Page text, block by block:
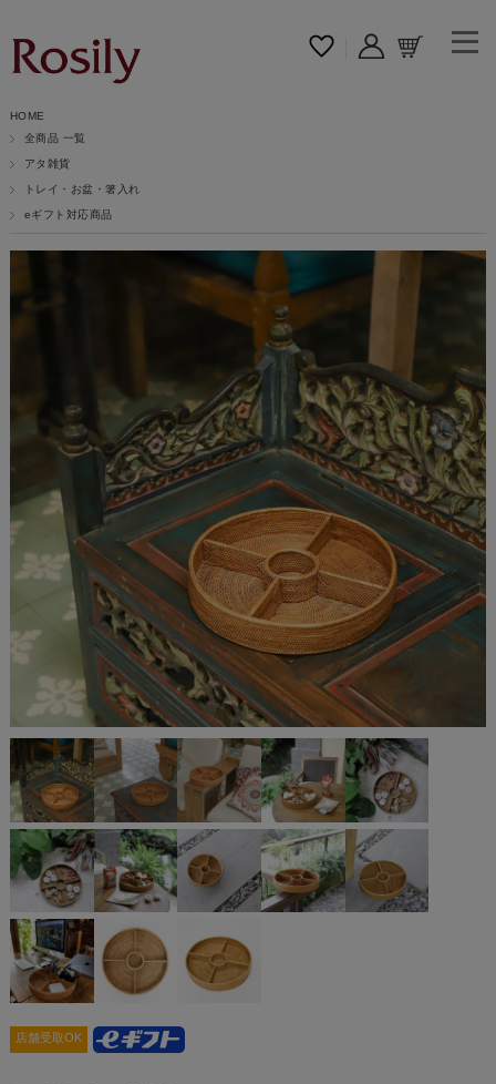
HOME
全商品 一覧
アタ雑貨
トレイ・お盆・箸入れ
eギフト対応商品
店舗受取OK